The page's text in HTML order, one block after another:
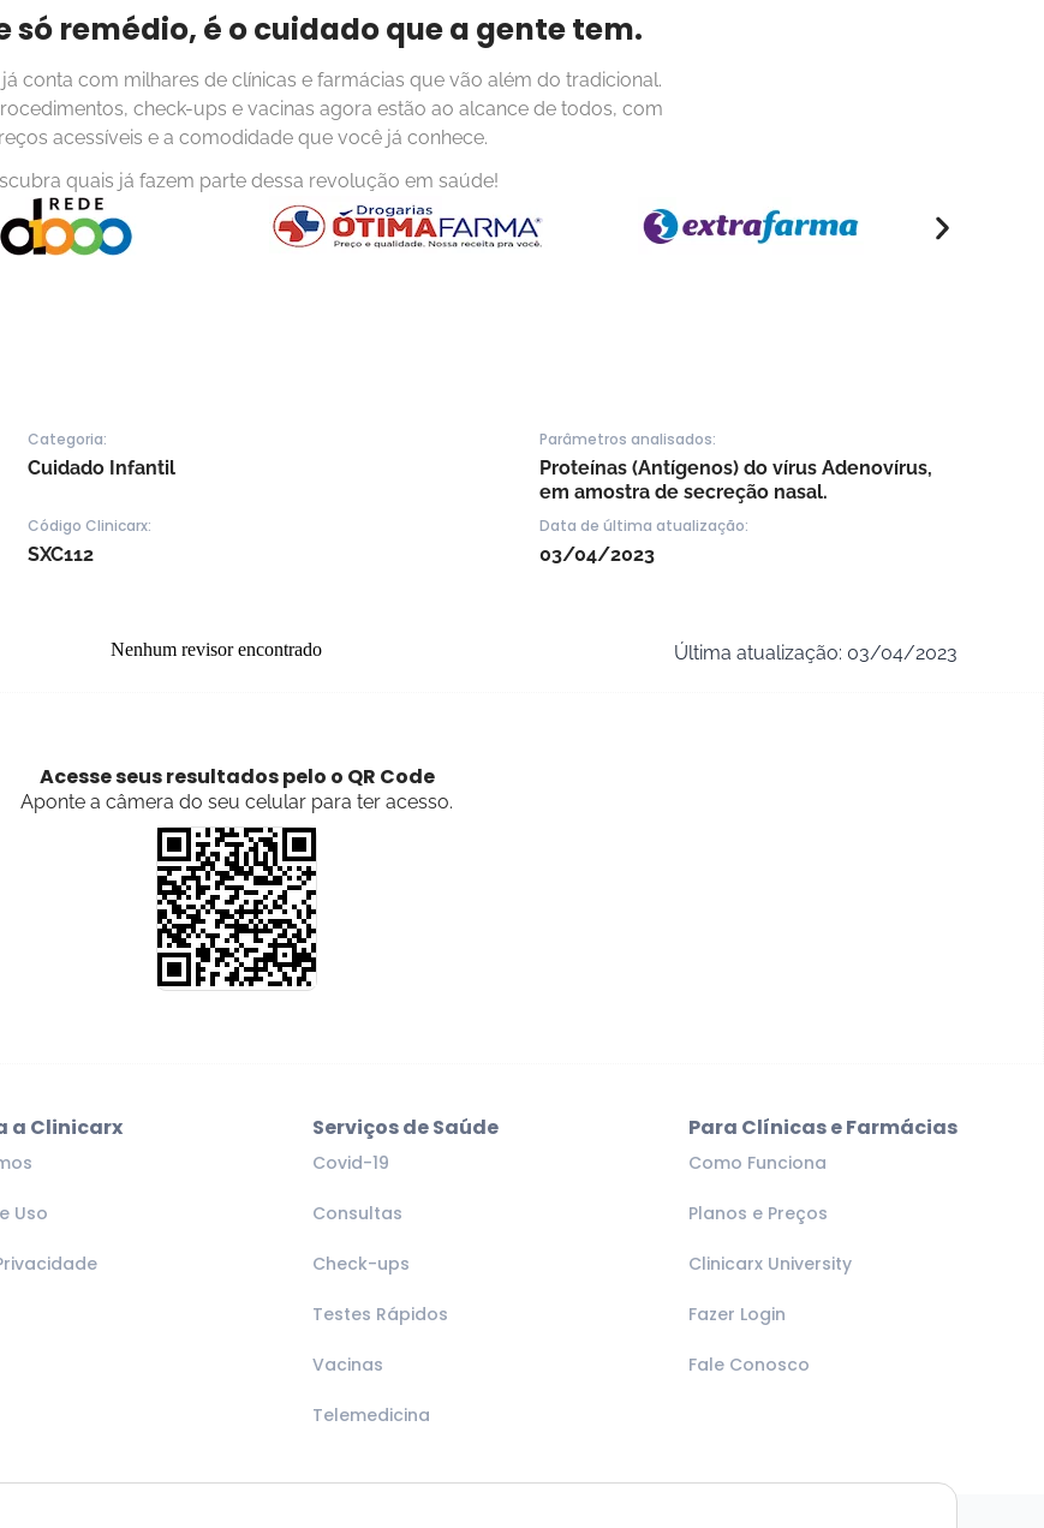
só remédio, é o cuidado que a gente tem.
conta com milhares de clínicas e farmácias que vão além do tradicional.
check-ups e vacinas agora estão ao alcance de todos, com
acessíveis e a comodidade que você já conhece.
quais já fazem parte dessa revolução em saúde!
Categoria:
Cuidado Infantil
Parâmetros analisados:
Proteínas (Antígenos) do vírus Adenovírus,
em amostra de secreção nasal.
Código Clinicarx:
SXC112
Data de última atualização:
03/04/2023
Nenhum revisor encontrado Última atualização: 03/04/2023
Acesse seus resultados pelo o QR Code
Aponte a câmera do seu celular para ter acesso.
a Clinicarx
Uso
Serviços de Saúde
Covid-19
Consultas
Check-ups
Testes Rápidos
Vacinas
Telemedicina
Para Clínicas e Farmácias
Como Funciona
Planos e Preços
Clinicarx University
Fazer Login
Fale Conosco